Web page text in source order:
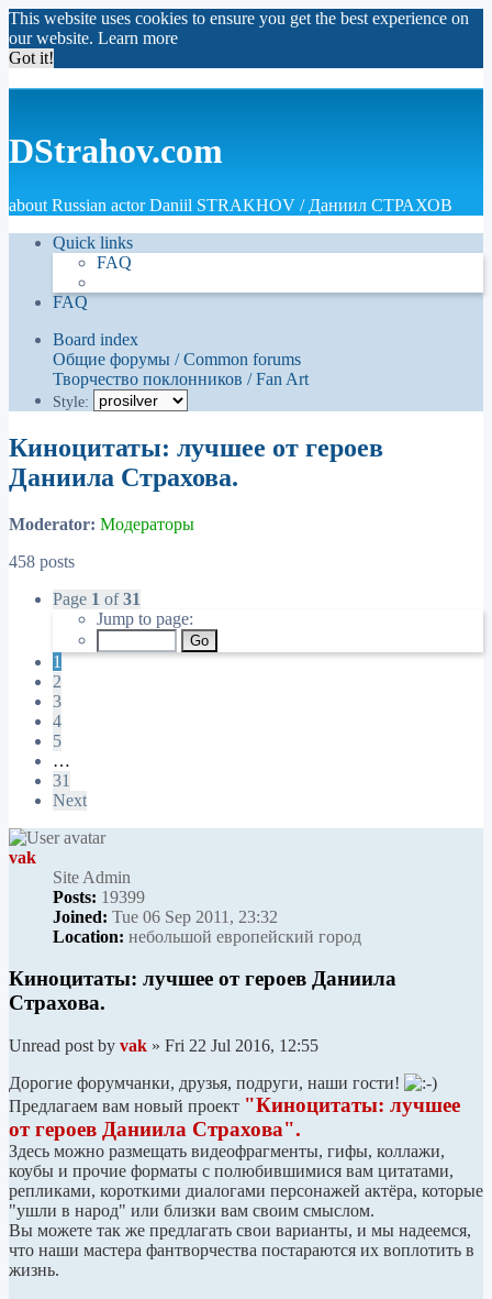
This website uses cookies to ensure you get the best experience on
our website. Learn more
Got it!
DStrahov.com
about Russian actor Daniil STRAKHOV / Даниил СТРАХОВ
Quick links
FAQ
FAQ
Board index
Общие форумы / Common forums
Творчество поклонников / Fan Art
Style:
Киноцитаты: лучшее от героев
Даниила Страхова.
Moderator: Модераторы
458 posts
Page 1 of31
Jump to page:
1
2
3
4
5
…
31
Next
vak
Site Admin
Posts: 19399
Joined: Tue 06 Sep 2011, 23:32
Location: небольшой европейский город
Киноцитаты: лучшее от героев Даниила
Страхова.
Unread post by vak » Fri 22 Jul 2016, 12:55
Дорогие форумчанки, друзья, подруги, наши гости!
Предлагаем вам новый проект "Киноцитаты: лучшее
от героев Даниила Страхова".
Здесь можно размещать видеофрагменты, гифы, коллажи,
коубы и прочие форматы с полюбившимися вам цитатами,
репликами, короткими диалогами персонажей актёра, которые
"ушли в народ" или близки вам своим смыслом.
Вы можете так же предлагать свои варианты, и мы надеемся,
что наши мастера фантворчества постараются их воплотить в
жизнь.